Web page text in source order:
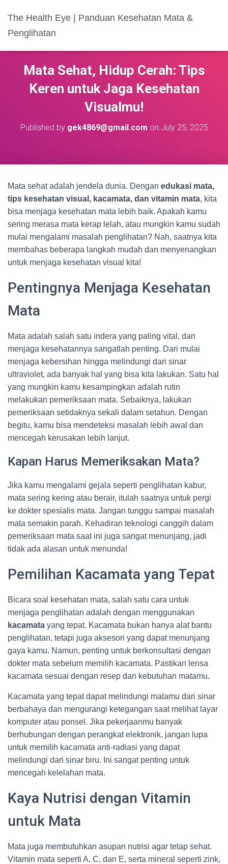
The Health Eye | Panduan Kesehatan Mata &
Penglihatan
Mata Sehat, Hidup Cerah: Tips
Keren untuk Jaga Kesehatan
Visualmu!
Published by gek4869@gmail.com on July 25, 2025
Mata sehat adalah jendela dunia. Dengan edukasi mata,
tips kesehatan visual, kacamata, dan vitamin mata, kita
bisa menjaga kesehatan mata lebih baik. Apakah kamu
sering merasa mata kerap lelah, atau mungkin kamu sudah
mulai mengalami masalah penglihatan? Nah, saatnya kita
membahas beberapa langkah mudah dan menyenangkan
untuk menjaga kesehatan visual kita!
Pentingnya Menjaga Kesehatan
Mata
Mata adalah salah satu indera yang paling vital, dan
menjaga kesehatannya sangatlah penting. Dari mulai
menjaga kebersihan hingga melindungi dari sinar
ultraviolet, ada banyak hal yang bisa kita lakukan. Satu hal
yang mungkin kamu kesampingkan adalah rutin
melakukan pemeriksaan mata. Sebaiknya, lakukan
pemeriksaan setidaknya sekali dalam setahun. Dengan
begitu, kamu bisa mendeteksi masalah lebih awal dan
mencegah kerusakan lebih lanjut.
Kapan Harus Memeriksakan Mata?
Jika kamu mengalami gejala seperti penglihatan kabur,
mata sering kering atau berair, itulah saatnya untuk pergi
ke dokter spesialis mata. Jangan tunggu sampai masalah
mata semakin parah. Kehadiran teknologi canggih dalam
pemeriksaan mata saat ini juga sangat menunjang, jadi
tidak ada alasan untuk menunda!
Pemilihan Kacamata yang Tepat
Bicara soal kesehatan mata, salah satu cara untuk
menjaga penglihatan adalah dengan menggunakan
kacamata yang tepat. Kacamata bukan hanya alat bantu
penglihatan, tetapi juga aksesori yang dapat menunjang
gaya kamu. Namun, penting untuk berkonsultasi dengan
dokter mata sebelum memilih kacamata. Pastikan lensa
kacamata sesuai dengan resep dan kebutuhan matamu.
Kacamata yang tepat dapat melindungi matamu dari sinar
berbahaya dan mengurangi ketegangan saat melihat layar
komputer atau ponsel. Jika pekerjaanmu banyak
berhubungan dengan perangkat elektronik, jangan lupa
untuk memilih kacamata anti-radiasi yang dapat
melindungi dari sinar biru. Ini sangat penting untuk
mencegah kelelahan mata.
Kaya Nutrisi dengan Vitamin
untuk Mata
Mata juga membutuhkan asupan nutrisi agar tetap sehat.
Vitamin mata seperti A, C, dan E, serta mineral seperti zink,